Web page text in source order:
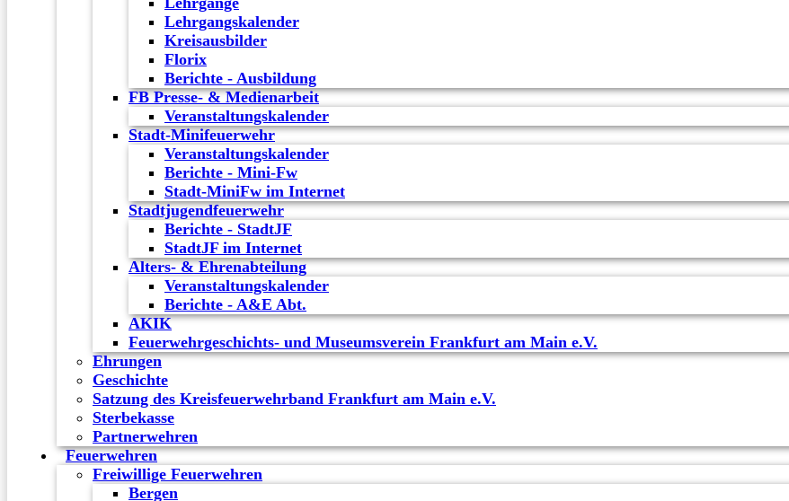
Lehrgangskalender
Kreisausbilder
Florix
Berichte - Ausbildung
FB Presse- & Medienarbeit
Veranstaltungskalender
Stadt-Minifeuerwehr
Veranstaltungskalender
Berichte - Mini-Fw
Stadt-MiniFw im Internet
Stadtjugendfeuerwehr
Berichte - StadtJF
StadtJF im Internet
Alters- & Ehrenabteilung
Veranstaltungskalender
Berichte - A&E Abt.
AKIK
Feuerwehrgeschichts- und Museumsverein Frankfurt am Main e.V.
Ehrungen
Geschichte
Satzung des Kreisfeuerwehrband Frankfurt am Main e.V.
Sterbekasse
Partnerwehren
Feuerwehren
Freiwillige Feuerwehren
Bergen